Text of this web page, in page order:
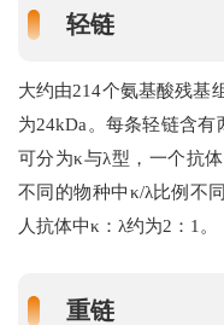
轻链
大约由214个氨基酸残基
为24kDa。每条轻链含
可分为κ与λ型，一个抗
不同的物种中κ/λ比例不
人抗体中κ：λ约为2：1。
重链